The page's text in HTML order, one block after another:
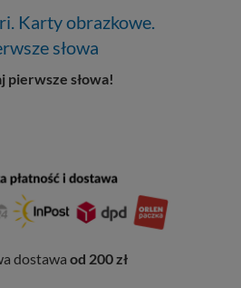
Karty obrazkowe.
słowa
pierwsze słowa!
dostawa od 200 zł